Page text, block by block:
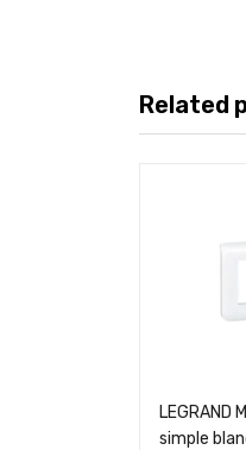
Related
LEGRAND
simple